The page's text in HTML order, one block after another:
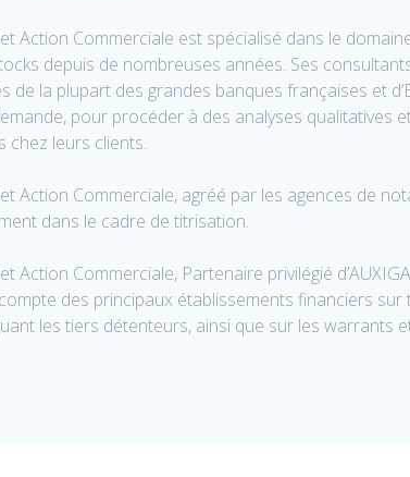
Action Commerciale est spécialisé dans le
depuis de nombreuses années. Ses
de la plupart des grandes banques françaises et
pour procéder à des analyses qualitatives
chez leurs clients.
Action Commerciale, agréé par les agences de
dans le cadre de titrisation.
Action Commerciale, Partenaire privilégié
des principaux établissements financiers
les tiers détenteurs, ainsi que sur les warrants